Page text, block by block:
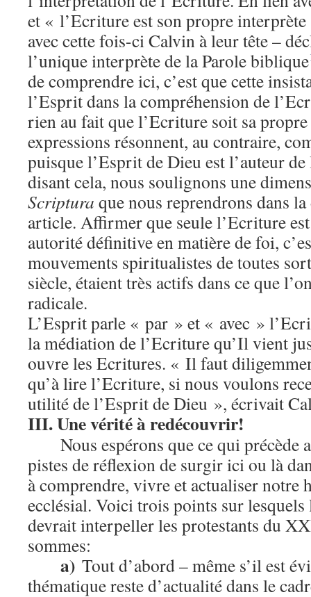
et « l’Ecriture est son propre
avec cette fois-ci Calvin à leur tête –
l’unique interprète de la Parole biblique
de comprendre ici, c’est que cette
l’Esprit dans la compréhension de
rien au fait que l’Ecriture soit sa
expressions résonnent, au contraire,
puisque l’Esprit de Dieu est l’auteur
disant cela, nous soulignons une
Scriptura que nous reprendrons dans
article. Affirmer que seule l’Ecriture
autorité définitive en matière de foi,
mouvements spiritualistes de toutes
siècle, étaient très actifs dans ce que
radicale.
L’Esprit parle « par » et « avec »
la médiation de l’Ecriture qu’Il vient
ouvre les Ecritures. « Il faut
qu’à lire l’Ecriture, si nous voulons
utilité de l’Esprit de Dieu », écrivait
III. Une vérité à redécouvrir!
Nous espérons que ce qui précède
pistes de réflexion de surgir ici ou là
à comprendre, vivre et actualiser notre
ecclésial. Voici trois points sur
devrait interpeller les protestants du
sommes:
a) Tout d’abord – même s’il est
thématique reste d’actualité dans le